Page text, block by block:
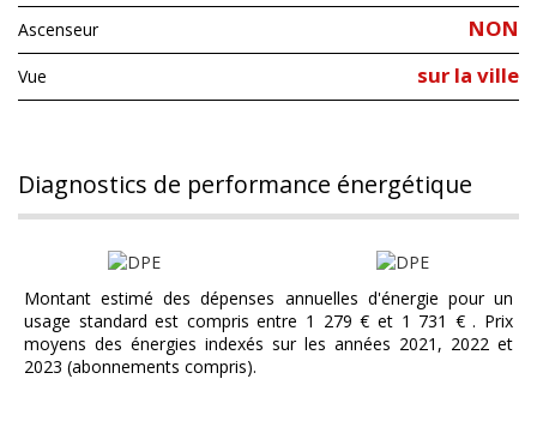
Ascenseur NON
Vue sur la ville
diagnostics de performance énergétique
Montant estimé des dépenses annuelles d'énergie pour un
usage standard est compris entre 1 279 € et 1 731 € . Prix
moyens des énergies indexés sur les années 2021, 2022 et
2023 (abonnements compris).